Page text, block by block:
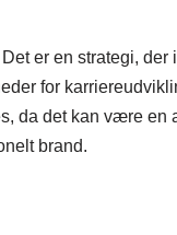
er en strategi, der
for
da det kan være en
brand.